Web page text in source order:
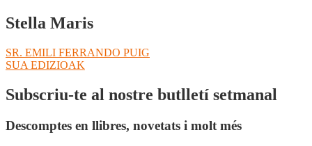
Stella Maris
Navegació
d'entrades
Entrada
anterior:
SR. EMILI FERRANDO PUIG
Pròxima
SUA EDIZIOAK
Subscriu-te al nostre butlletí setmanal
Descomptes en llibres, novetats i molt més